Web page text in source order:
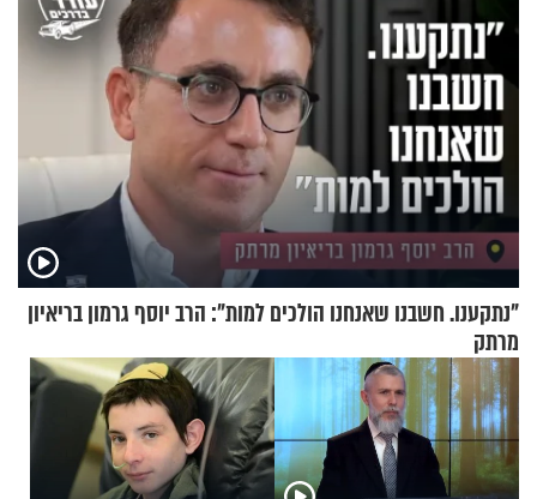
"נתקענו. חשבנו שאנחנו הולכים למות": הרב יוסף גרמון בריאיון
מרתק